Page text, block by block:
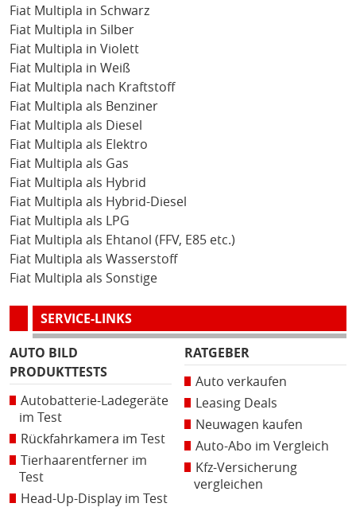
Fiat Multipla in Schwarz
Fiat Multipla in Silber
Fiat Multipla in Violett
Fiat Multipla in Weiß
Fiat Multipla nach Kraftstoff
Fiat Multipla als Benziner
Fiat Multipla als Diesel
Fiat Multipla als Elektro
Fiat Multipla als Gas
Fiat Multipla als Hybrid
Fiat Multipla als Hybrid-Diesel
Fiat Multipla als LPG
Fiat Multipla als Ehtanol (FFV, E85 etc.)
Fiat Multipla als Wasserstoff
Fiat Multipla als Sonstige
SERVICE-LINKS
AUTO BILD
PRODUKTTESTS
Autobatterie-Ladegeräte
im Test
Rückfahrkamera im Test
Tierhaarentferner im
Test
Head-Up-Display im Test
RATGEBER
Auto verkaufen
Leasing Deals
Neuwagen kaufen
Auto-Abo im Vergleich
Kfz-Versicherung
vergleichen